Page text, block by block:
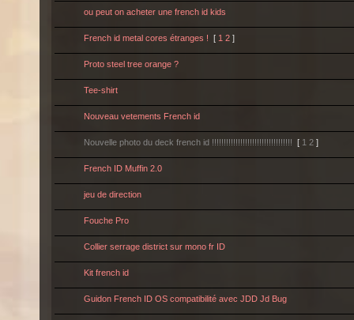
ou peut on acheter une french id kids
French id metal cores étranges ! [ 1 2 ]
Proto steel tree orange ?
Tee-shirt
Nouveau vetements French id
Nouvelle photo du deck french id !!!!!!!!!!!!!!!!!!!!!!!!!!!!!!!!!! [ 1 2 ]
French ID Muffin 2.0
jeu de direction
Fouche Pro
Collier serrage district sur mono fr ID
Kit french id
Guidon French ID OS compatibilité avec JDD Jd Bug